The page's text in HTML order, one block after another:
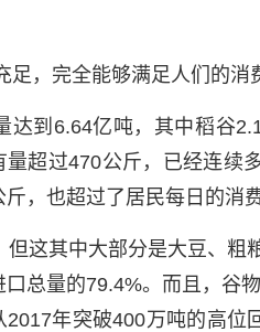
，完全能够满足人们的消
到6.64亿吨，其中稻谷
超过470公斤，已经连续
，也超过了居民每日的消费
这其中大部分是大豆、粗
总量的79.4%。而且，谷
年突破400万吨的高位